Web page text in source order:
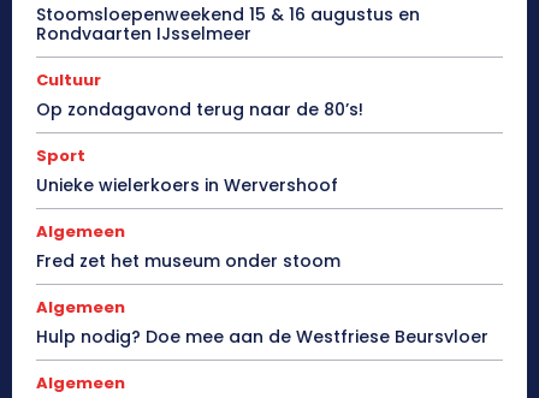
Stoomsloepenweekend 15 & 16 augustus en
Rondvaarten IJsselmeer
Cultuur
Op zondagavond terug naar de 80’s!
Sport
Unieke wielerkoers in Wervershoof
Algemeen
Fred zet het museum onder stoom
Algemeen
Hulp nodig? Doe mee aan de Westfriese Beursvloer
Algemeen